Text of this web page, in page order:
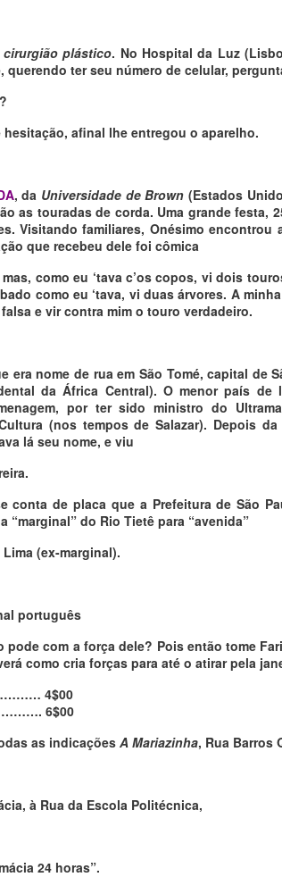
cirurgião plástico. No Hospital da Luz
querendo ter seu número de celular,
afinal lhe entregou o aparelho.
, da Universidade de Brown (Estados
as touradas de corda. Uma grande festa,
Visitando familiares, Onésimo encontrou
que recebeu dele foi cômica
como eu ‘tava c’os copos, vi dois
como eu ‘tava, vi duas árvores. A
e vir contra mim o touro verdadeiro.
era nome de rua em São Tomé, capital de
da África Central). O menor país de
por ter sido ministro do
(nos tempos de Salazar). Depois
lá seu nome, e viu
conta de placa que a Prefeitura de São
“marginal” do Rio Tietê para “avenida”
(ex-marginal).
português
pode com a força dele? Pois então tome
como cria forças para até o atirar pela
4$00
6$00
as indicações A Mariazinha, Rua Barros
à Rua da Escola Politécnica,
24 horas”.